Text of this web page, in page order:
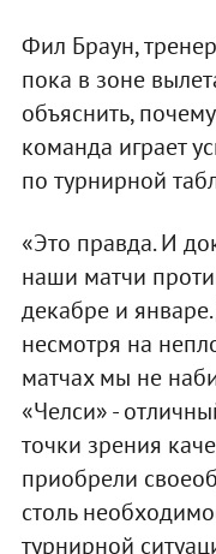
Фил Браун,
пока в зоне
объяснить,
команда играет
по турнирной
«Это правда. И
наши матчи
декабре и
несмотря на
матчах мы не
«Челси» -
точки зрения
приобрели
столь
турнирной